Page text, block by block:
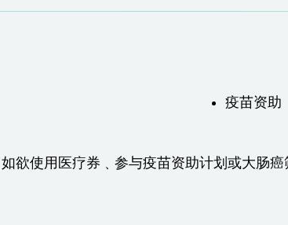
疫苗资助
欲使用医疗券﹑参与疫苗资助计划或大肠